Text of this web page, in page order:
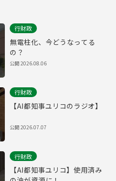
行財政
無電柱化、今どうなってる
の？
公開2026.08.06
行財政
【AI都知事ユリコのラジオ】
公開2026.07.07
行財政
【AI都知事ユリコ】使用済み